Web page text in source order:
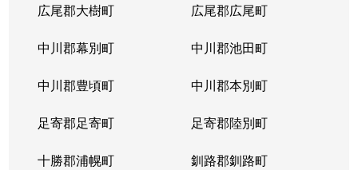
広尾郡大樹町 広尾郡広尾町
中川郡幕別町 中川郡池田町
中川郡豊頃町 中川郡本別町
足寄郡足寄町 足寄郡陸別町
十勝郡浦幌町 釧路郡釧路町